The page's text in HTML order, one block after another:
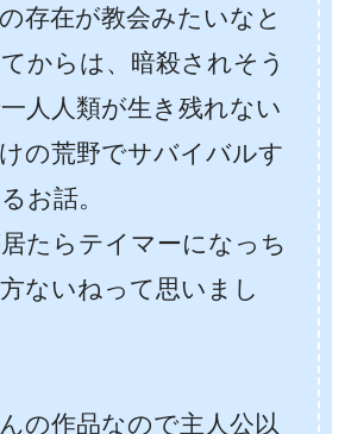
存在が教会みたいなと
からは、暗殺されそう
人人類が生き残れない
の荒野でサバイバルす
お話。
たらテイマーになっち
ないねって思いまし
の作品なので主人公以